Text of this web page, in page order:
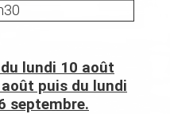
lundi 10 août
puis du lundi
septembre.